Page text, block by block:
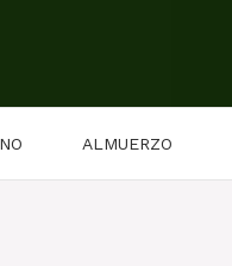
ALMUERZO